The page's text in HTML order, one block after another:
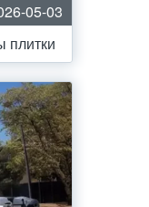
05-03
плитки